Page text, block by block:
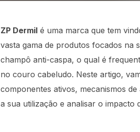
ZP Dermil é uma marca que tem
vasta gama de produtos focados na
champô anti-caspa, o qual é
no couro cabeludo. Neste artigo,
componentes ativos, mecanismos
a sua utilização e analisar o impacto